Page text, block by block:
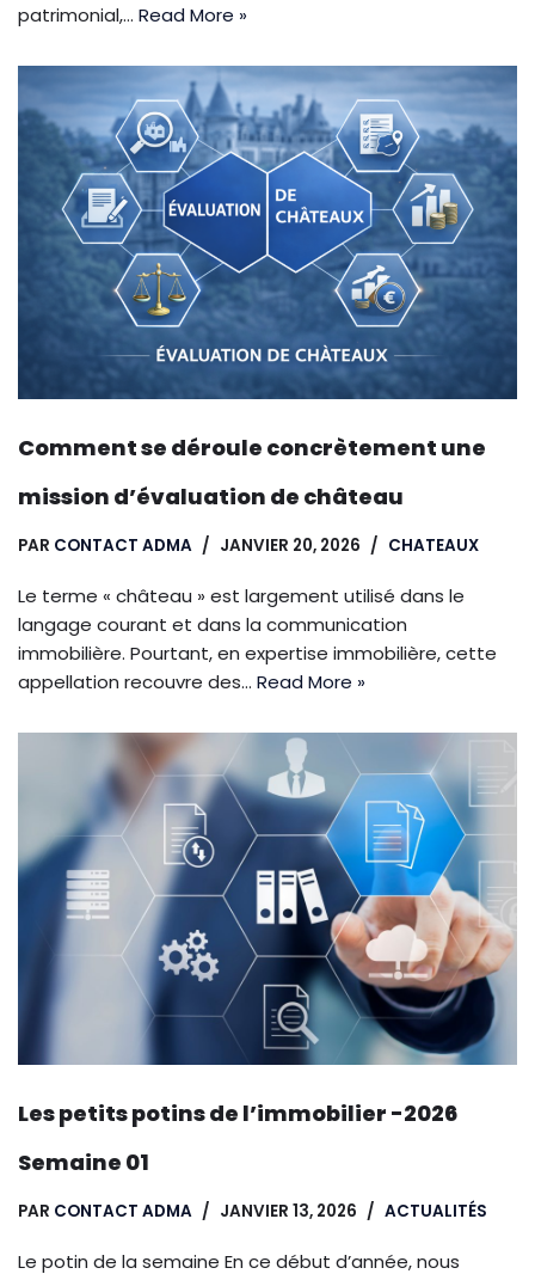
patrimonial,… Read More »
Comment se déroule concrètement une
mission d’évaluation de château
PAR CONTACT ADMA JANVIER 20, 2026 CHATEAUX
Le terme « château » est largement utilisé dans le
langage courant et dans la communication
immobilière. Pourtant, en expertise immobilière, cette
appellation recouvre des… Read More »
Les petits potins de l’immobilier -2026
Semaine 01
PAR CONTACT ADMA JANVIER 13, 2026 ACTUALITÉS
Le potin de la semaine En ce début d’année, nous